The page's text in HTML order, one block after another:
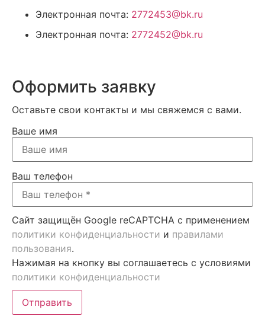
Электронная почта: 2772453@bk.ru
Электронная почта: 2772452@bk.ru
Оформить заявку
Оставьте свои контакты и мы свяжемся с вами.
Ваше имя
Ваш телефон
Сайт защищён Google reCAPTCHA с применением
политики конфиденциальности и правилами
пользования.
Нажимая на кнопку вы соглашаетесь с условиями
политики конфиденциальности
Отправить